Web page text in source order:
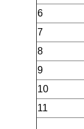
6
7
8
9
10
11